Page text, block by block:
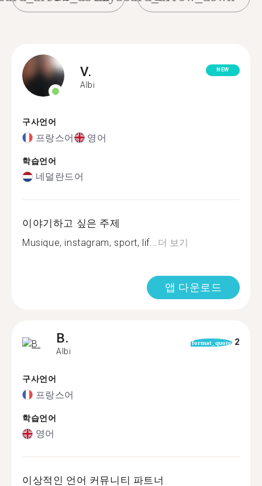
V.
Albi
NEW
구사언어
프랑스어 영어
학습언어
네덜란드어
이야기하고 싶은 주제
Musique, instagram, sport, lif...더 보기
앱 다운로드
B.
Albi
format_quote 2
구사언어
프랑스어
학습언어
영어
이상적인 언어 커뮤니티 파트너